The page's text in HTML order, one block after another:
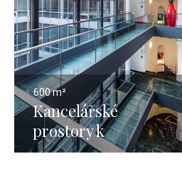
600 m²
Kancelářské
prostory k
pronájmu, Praha 1 -